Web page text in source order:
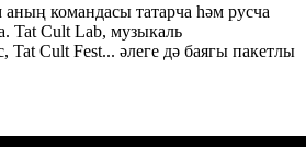
командасы татарча һәм русча
Tat Cult Lab, музыкаль
Tat Cult Fest... әлеге дә баягы пакетлы